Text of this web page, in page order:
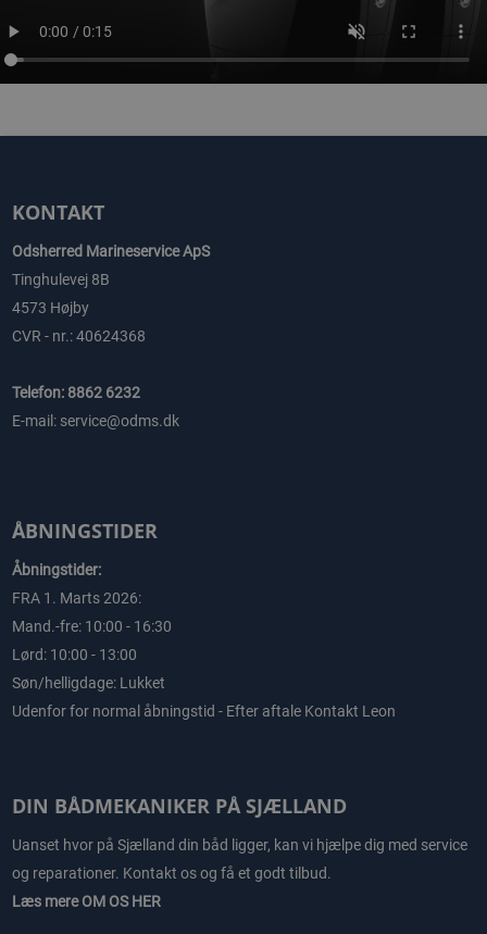
KONTAKT
Odsherred Marineservice ApS
Tinghulevej 8B
4573 Højby
CVR - nr.: 40624368
Telefon: 8862 6232
E-mail: service@odms.dk
ÅBNINGSTIDER
Åbningstider:
FRA 1. Marts 2026:
Mand.-fre: 10:00 - 16:30
Lørd: 10:00 - 13:00
Søn/helligdage: Lukket
Udenfor for normal åbningstid - Efter aftale Kontakt Leon
DIN BÅDMEKANIKER PÅ SJÆLLAND
Uanset hvor på Sjælland din båd ligger, kan vi hjælpe dig med service
og reparationer. Kontakt os og få et godt tilbud.
Læs mereOM OS HER